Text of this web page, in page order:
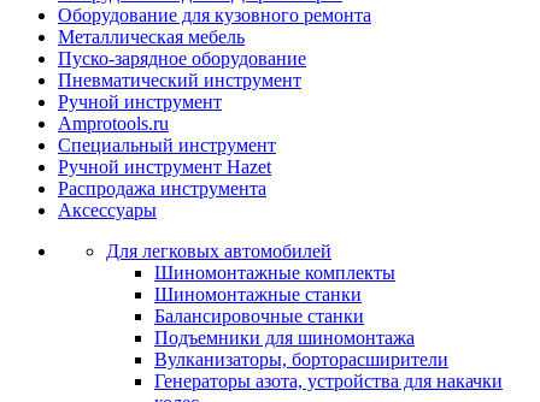
Оборудование для кузовного ремонта
Металлическая мебель
Пуско-зарядное оборудование
Пневматический инструмент
Ручной инструмент
Amprotools.ru
Специальный инструмент
Ручной инструмент Hazet
Распродажа инструмента
Аксессуары
Для легковых автомобилей
Шиномонтажные комплекты
Шиномонтажные станки
Балансировочные станки
Подъемники для шиномонтажа
Вулканизаторы, борторасширители
Генераторы азота, устройства для накачки